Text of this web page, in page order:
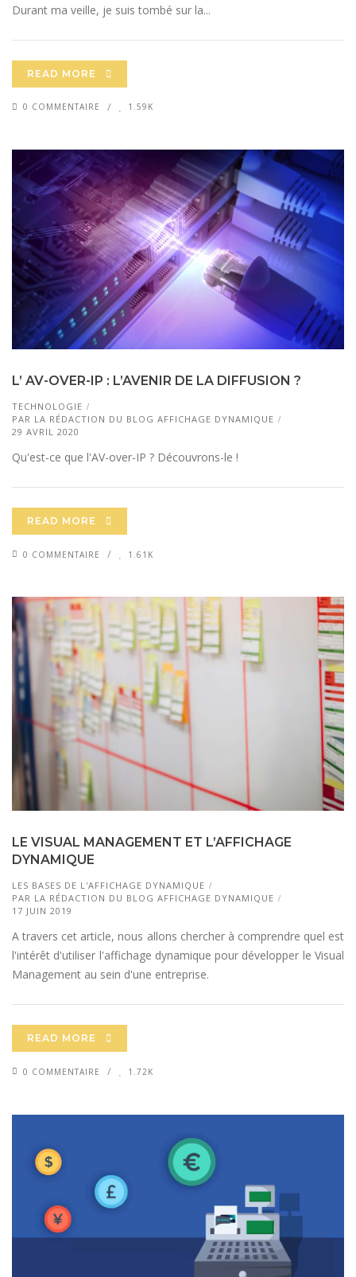
Durant ma veille, je suis tombé sur la...
READ MORE
0 COMMENTAIRE 1.59K
L’ AV-OVER-IP : L’AVENIR DE LA DIFFUSION ?
TECHNOLOGIE
PAR LA RÉDACTION DU BLOG AFFICHAGE DYNAMIQUE
29 AVRIL 2020
Qu'est-ce que l'AV-over-IP ? Découvrons-le !
READ MORE
0 COMMENTAIRE 1.61K
LE VISUAL MANAGEMENT ET L’AFFICHAGE
DYNAMIQUE
LES BASES DE L'AFFICHAGE DYNAMIQUE
PAR LA RÉDACTION DU BLOG AFFICHAGE DYNAMIQUE
17 JUIN 2019
A travers cet article, nous allons chercher à comprendre quel est
l'intérêt d'utiliser l'affichage dynamique pour développer le Visual
Management au sein d'une entreprise.
READ MORE
0 COMMENTAIRE 1.72K